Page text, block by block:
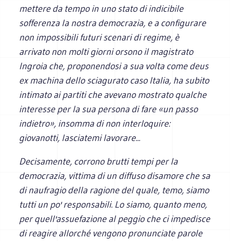
mettere da tempo in uno stato di indicibile
sofferenza la nostra democrazia, e a configurare
non impossibili futuri scenari di regime, è
arrivato non molti giorni orsono il magistrato
Ingroia che, proponendosi a sua volta come deus
ex machina dello sciagurato caso Italia, ha subito
intimato ai partiti che avevano mostrato qualche
interesse per la sua persona di fare «un passo
indietro», insomma di non interloquire:
giovanotti, lasciatemi lavorare...
Decisamente, corrono brutti tempi per la
democrazia, vittima di un diffuso disamore che sa
di naufragio della ragione del quale, temo, siamo
tutti un po' responsabili. Lo siamo, quanto meno,
per quell'assuefazione al peggio che ci impedisce
di reagire allorché vengono pronunciate parole